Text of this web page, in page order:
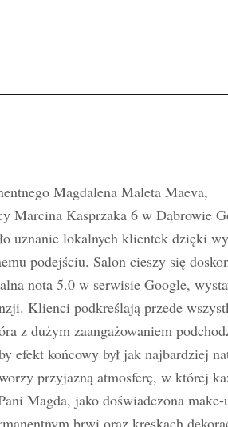
Magdalena Maleta Maeva,
Marcina Kasprzaka 6 w Dąbrowie
uznanie lokalnych klientek dzięki
podejściu. Salon cieszy się
nota 5.0 w serwisie Google,
Klienci podkreślają przede
z dużym zaangażowaniem
efekt końcowy był jak najbardziej
przyjazną atmosferę, w której
Magda, jako doświadczona make-
brwi oraz kreskach